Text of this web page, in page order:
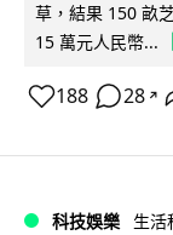
草，結果 150 畝
15 萬元人民幣...
188 28 ↗
科技娛樂 生活